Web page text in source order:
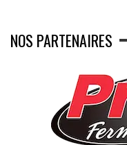
NOS PARTENAIRES